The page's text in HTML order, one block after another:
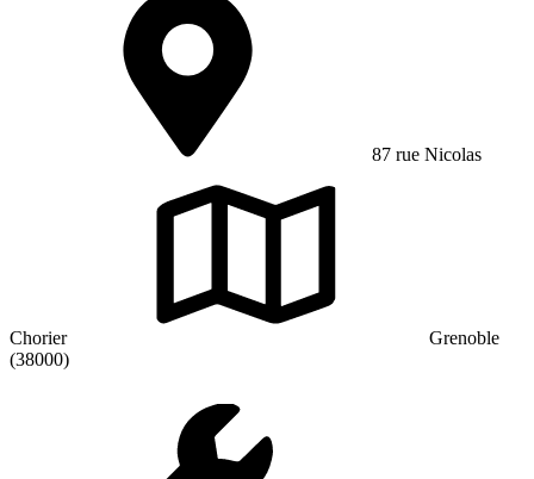
87 rue Nicolas
Chorier
Grenoble
(38000)